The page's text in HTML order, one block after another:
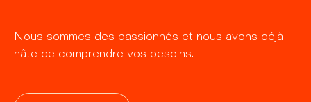
Nous sommes des passionnés et nous avons déjà
hâte de comprendre vos besoins.